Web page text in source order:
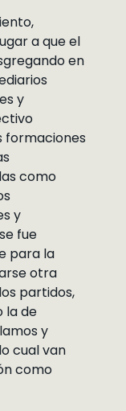
a que el
en
y
formaciones
como
y
fue
para la
otra
partidos,
la de
y
cual van
como